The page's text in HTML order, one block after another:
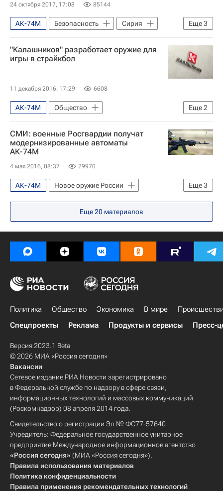
24 октября 2017, 17:08 85144
Еще3
АК-74М Безопасность
Сирия
Ратник (экипировка)
Министерство обороны РФ (Минобороны РФ)
"Калашников" разработает оружие для
игры в страйкбол
11 декабря 2016, 17:29 6608
Еще2
АК-74М
Общество
Калашников (концерн)
Россия
СМИ: военные Росгвардии получат
модернизированные автоматы
АК-74М
4 мая 2016, 08:37 29970
Еще3
АК-74М
Новое оружие России
Безопасность
Россия
Еще20 материалов
Политика Общество Экономика В мире
Спецпроекты
Реклама Продукты и сервисы Пресс-
Версия 2023.1 Beta
© 2026 МИА «Россия сегодня»
Вакансии
Сетевое издание РИА Новости зарегистрировано
в Федеральной службе по надзору в сфере связи,
информационных технологий и массовых коммуникаций
(Роскомнадзор) 08 апреля 2014 года.
Свидетельство о регистрации Эл № ФС77-57640
Учредитель: Федеральное государственное унитарное
предприятие Международное информационное агентство
«Россия сегодня» (МИА «Россия сегодня»).
Правила использования материалов
Политика конфиденциальности
Правила применения рекомендательных технологий